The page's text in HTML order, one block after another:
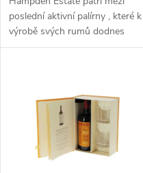
u
k
u
poslední aktivní palírny , které k
výrobě svých rumů dodnes
používají diskontinuální